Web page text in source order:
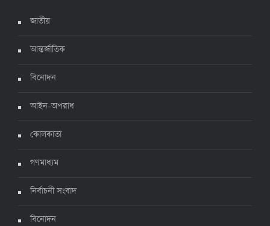
ঊর্ধ্বগতিতে সংক্রমণ, স্বাস্থ্যবিধিতে উদাসীনতা
জাতীয়
আন্তর্জাতিক
বিনোদন
আইন-অপরাধ
কোলকাতা
গণমাধ্যম
নির্বাচনী সংবাদ
বিনোদন